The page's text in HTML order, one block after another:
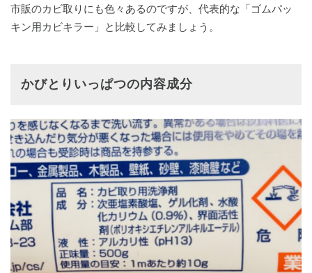
市販のカビ取りにも色々あるのですが、代表的な「ゴムパッ
キン用カビキラー」と比較してみましょう。
かびとりいっぱつの内容成分